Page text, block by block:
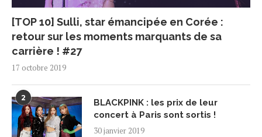
[TOP 10] Sulli, star émancipée en Corée :
retour sur les moments marquants de sa
carrière ! #27
17 octobre 2019
2
BLACKPINK : les prix de leur
concert à Paris sont sortis !
30 janvier 2019